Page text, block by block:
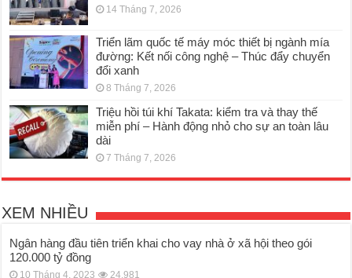
14 Tháng 7, 2026
Triển lãm quốc tế máy móc thiết bị ngành mía
đường: Kết nối công nghệ – Thúc đẩy chuyển
đổi xanh
8 Tháng 7, 2026
Triệu hồi túi khí Takata: kiểm tra và thay thế
miễn phí – Hành động nhỏ cho sự an toàn lâu
dài
7 Tháng 7, 2026
XEM NHIỀU
Ngân hàng đầu tiên triển khai cho vay nhà ở xã hội theo gói
120.000 tỷ đồng
10 Tháng 4, 2023 24,981